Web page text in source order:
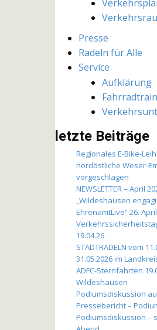
Presse
Radeln für Alle
Service
Aufklärung
letzte Beiträge
Regionales E-Bike-
nordöstliche Weser-
vorgeschlagen
NEWSLETTER – April
„Wildeshausen
EhrenamtLive“ 26.
19.04.26
STADTRADELN vom
31.05.2026 im
ADFC-Sternfahrten
Wildeshausen
Podiumsdiskussion
Pressebericht –
Podiumsdiskussion –